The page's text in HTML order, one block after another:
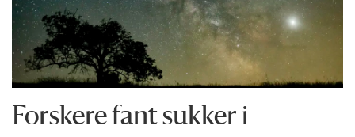
Forskere fant sukker i